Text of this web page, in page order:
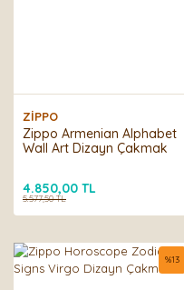
ZİPPO
Zippo Armenian Alphabet
Wall Art Dizayn Çakmak
4.850,00 TL
5.577,50 TL
%13